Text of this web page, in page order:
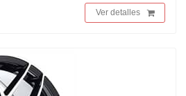
Ver detalles